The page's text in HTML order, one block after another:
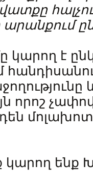
արանքում
կարող է
որոշ
ենք